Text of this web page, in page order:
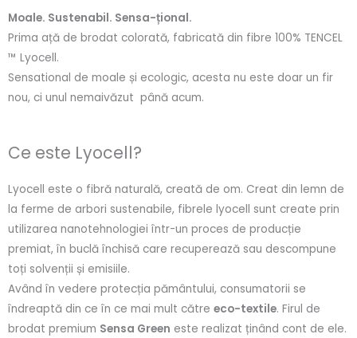
Moale. Sustenabil. Sensa-țional.
Prima ață de brodat colorată, fabricată din fibre 100% TENCEL
™ Lyocell.
Sensational de moale și ecologic, acesta nu este doar un fir
nou, ci unul nemaivăzut până acum.
Ce este Lyocell?
Lyocell este o fibră naturală, creată de om. Creat din lemn de
la ferme de arbori sustenabile, fibrele lyocell sunt create prin
utilizarea nanotehnologiei într-un proces de producție
premiat, în buclă închisă care recuperează sau descompune
toți solvenții și emisiile.
Având în vedere protecția pământului, consumatorii se
îndreaptă din ce în ce mai mult către eco-textile. Firul de
brodat premium Sensa Green este realizat ținând cont de ele.